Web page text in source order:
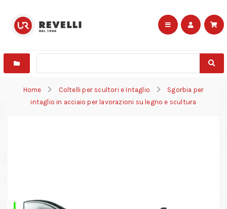
Home Coltelli per scultori e Intaglio
Sgorbia per
intaglio in acciaio per lavorazioni su legno e scultura